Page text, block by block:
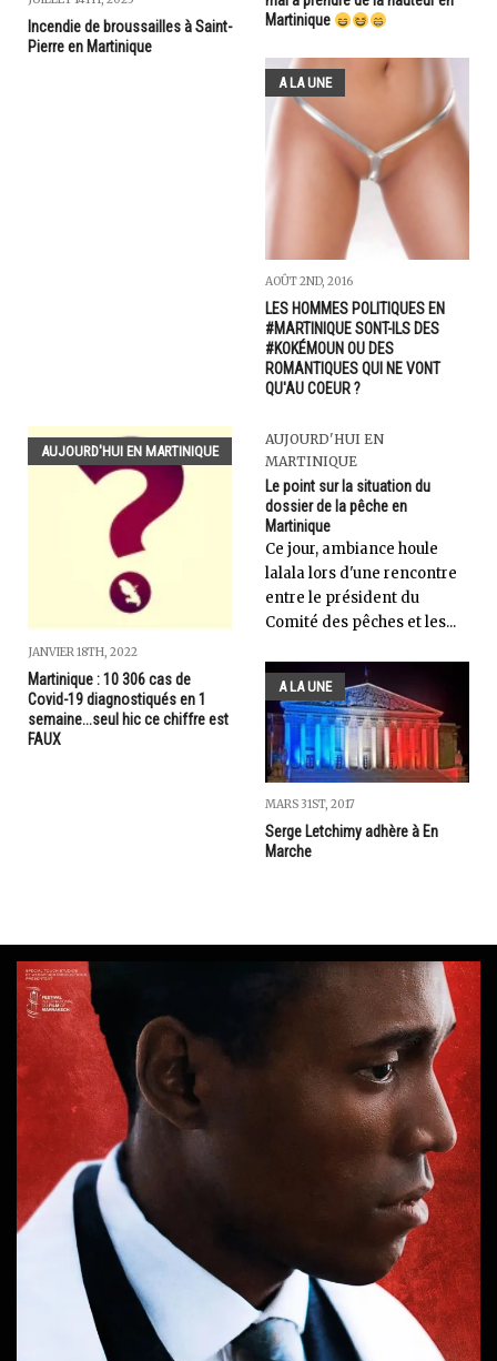
Incendie de broussailles à Saint-
Pierre en Martinique
Martinique
A LA UNE
AOÛT 2ND, 2016
LES HOMMES POLITIQUES EN
#MARTINIQUE SONT-ILS DES
#KOKÉMOUN OU DES
ROMANTIQUES QUI NE VONT
QU'AU COEUR ?
AUJOURD'HUI EN MARTINIQUE
JANVIER 18TH, 2022
Martinique : 10 306 cas de
Covid-19 diagnostiqués en 1
semaine...seul hic ce chiffre est
FAUX
AUJOURD'HUI EN
MARTINIQUE
Le point sur la situation du
dossier de la pêche en
Martinique
Ce jour, ambiance houle
lalala lors d'une rencontre
entre le président du
Comité des pêches et les...
A LA UNE
MARS 31ST, 2017
Serge Letchimy adhère à En
Marche